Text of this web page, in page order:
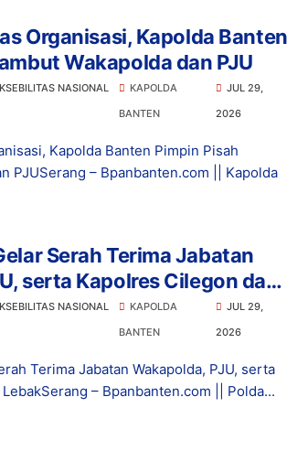
Organisasi, Kapolda Banten
Wakapolda dan PJU
NASIONAL
KAPOLDA
BANTEN
JUL 29,
2026
Kapolda Banten Pimpin Pisah
PJUSerang – Bpanbanten.com || Kapolda
Serah Terima Jabatan
serta Kapolres Cilegon dan
NASIONAL
KAPOLDA
BANTEN
JUL 29,
2026
Terima Jabatan Wakapolda, PJU, serta
– Bpanbanten.com || Polda...